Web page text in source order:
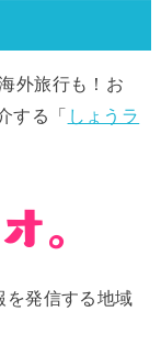
外旅行も！お
する「 しょうラ
発信する地域